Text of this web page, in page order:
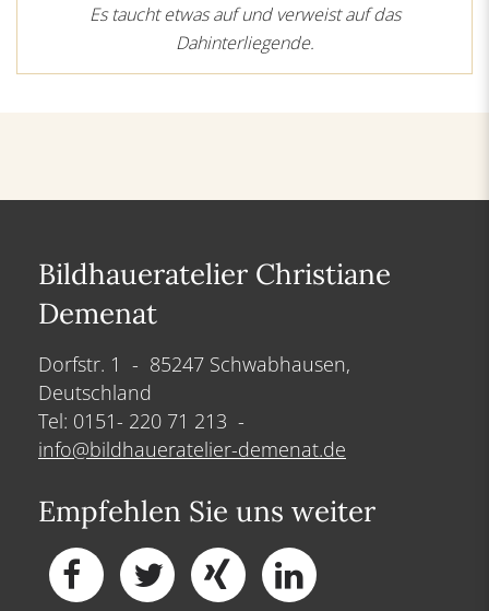
Es taucht etwas auf und verweist auf das
Dahinterliegende.
Bildhaueratelier Christiane
Demenat
Dorfstr. 1 - 85247 Schwabhausen,
Deutschland
Tel: 0151- 220 71 213 -
info@bildhaueratelier-demenat.de
Empfehlen Sie uns weiter